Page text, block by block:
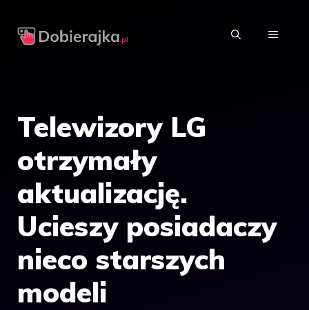
MENU
Telewizory LG
otrzymały
aktualizację.
Ucieszy posiadaczy
nieco starszych
modeli